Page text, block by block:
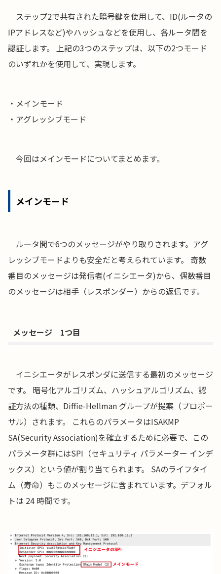
ステップ2で共有された暗号鍵を使用して、ID(ルータの
IPアドレスなど)やハッシュなどを使用し、各ルータ間を
認証します。 上記の3つのステップは、以下の2つモード
のいずれかを使用して、実現します。
・メインモード
・アグレッシブモード
今回はメインモードについてまとめます。
メインモード
ルータ間で6つのメッセージがやり取りされます。アグ
レッシブモードよりも安全だと考えられています。 奇数
番目のメッセージは発信者(イニシエータ)から、偶数番目
のメッセージは相手（レスポンダー）からの返信です。
メッセージ 1つ目
イニシエータがレスポンダに送信する最初のメッセージ
です。 暗号化アルゴリズム、ハッシュアルゴリズム、認
証方法の種類、Diffie-Hellman グループが提案（プロポー
サル）されます。 これらのパラメータはISAKMP
SA(Security Association)を確立するために必要で、この
パラメータ群にはSPI（セキュリティ パラメーター インデ
ックス）という値が割り当てられます。 SAのライフタイ
ム（寿命）もこのメッセージに含まれています。デフォル
トは 24 時間です。